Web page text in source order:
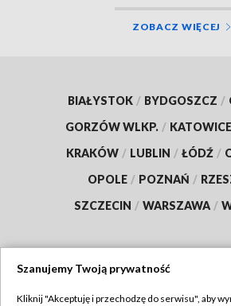
ZOBACZ WIĘCEJ
BIAŁYSTOK / BYDGOSZCZ /
GORZÓW WLKP. / KATOWICE
KRAKÓW / LUBLIN / ŁÓDŹ /
OPOLE / POZNAŃ /
SZCZECIN / WARSZAWA /
Szanujemy Twoją prywatność
Kliknij "Akceptuję i przechodzę do serwisu", aby